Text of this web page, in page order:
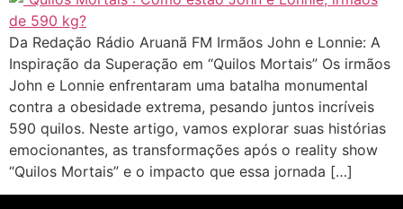
Da Redação Rádio Aruanã FM Irmãos John e Lonnie: A
Inspiração da Superação em “Quilos Mortais” Os irmãos
John e Lonnie enfrentaram uma batalha monumental
contra a obesidade extrema, pesando juntos incríveis
590 quilos. Neste artigo, vamos explorar suas histórias
emocionantes, as transformações após o reality show
“Quilos Mortais” e o impacto que essa jornada […]